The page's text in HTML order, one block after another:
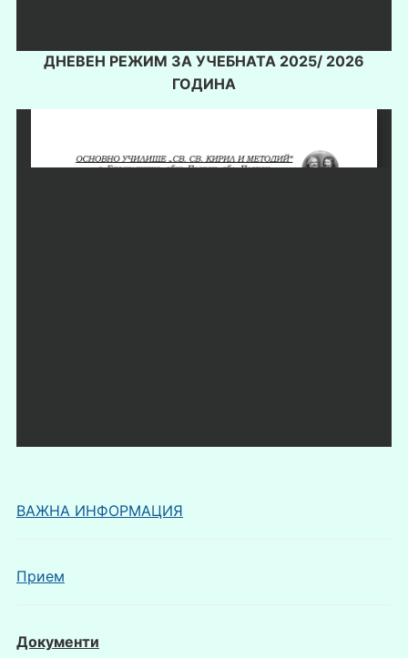
ВАЖНА ИНФОРМАЦИЯ
Прием
Документи
ДНЕВЕН РЕЖИМ ЗА УЧЕБНАТА 2025/ 2026
ГОДИНА